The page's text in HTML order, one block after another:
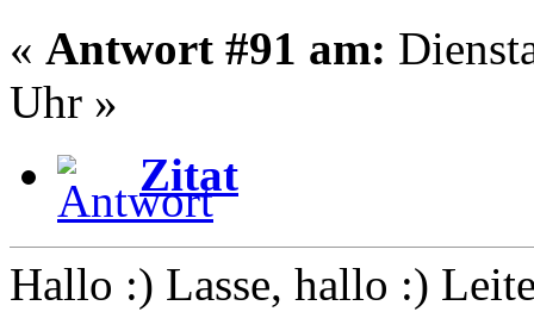
« Antwort #91 am:
Uhr »
Zitat
Hallo :) Lasse, hallo :)